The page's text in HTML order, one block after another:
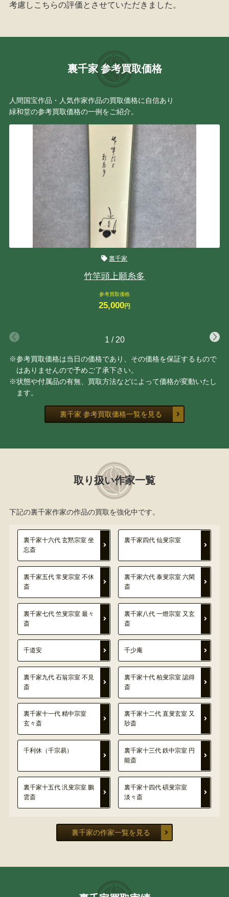
考慮しこちらの評価とさせていただきました。
裏千家 参考買取価格
人間国宝作品・人気作家作品の買取価格に自信あり
緑和堂の参考買取価格の一例をご紹介。
裏千家
竹竿頭上願糸多
参考買取価格
25,000円
1 / 20
※参考買取価格は当日の価格であり、その価格を保証するもので
はありませんので予めご了承下さい。
※状態や付属品の有無、買取方法などによって価格が変動いたし
ます。
裏千家 参考買取価格一覧を見る
取り扱い作家一覧
下記の裏千家作家の作品の買取を強化中です。
裏千家十六代 玄黙宗室 坐
忘斎
裏千家四代 仙叟宗室
裏千家五代 常叟宗室 不休
斎
裏千家六代 泰叟宗室 六閑
斎
裏千家七代 竺叟宗室 最々
斎
裏千家八代 一燈宗室 又玄
斎
千道安 千少庵
裏千家九代 石翁宗室 不見
斎
裏千家十代 柏叟宗室 認得
斎
裏千家十一代 精中宗室
玄々斎
裏千家十二代 直叟玄室 又
玅斎
千利休（千宗易）
裏千家十三代 鉄中宗室 円
能斎
裏千家十五代 汎叟宗室 鵬
雲斎
裏千家十四代 碩叟宗室
淡々斎
裏千家の作家一覧を見る